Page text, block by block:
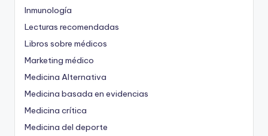
Inmunología
Lecturas recomendadas
Libros sobre médicos
Marketing médico
Medicina Alternativa
Medicina basada en evidencias
Medicina crítica
Medicina del deporte